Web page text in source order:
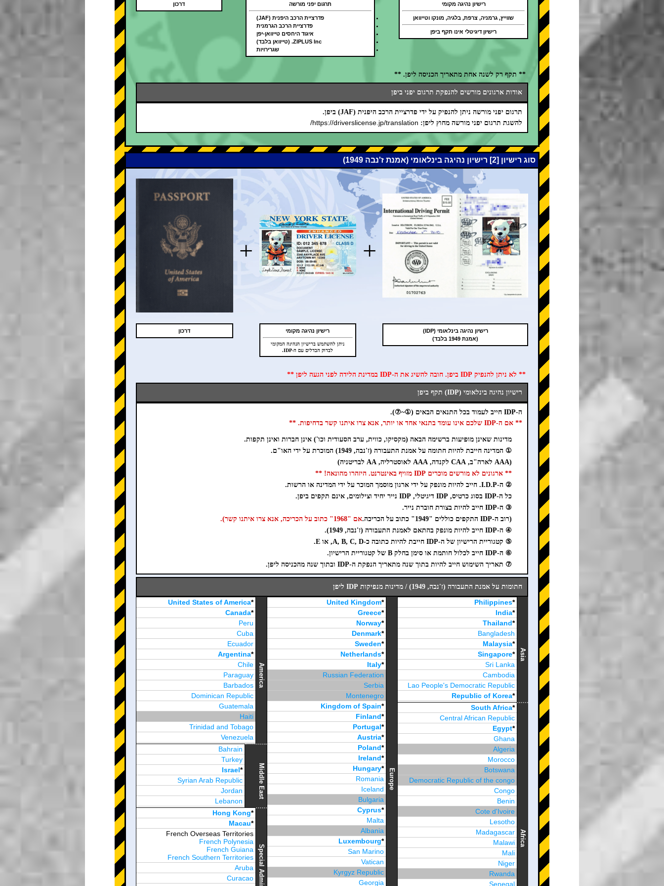
רישיון נהיגה מקומי
שווייץ, גרמניה, צרפת, בלגיה, מונקו וטייוואן
רישיון דיגיטלי אינו תקף ביפן
תרגום יפני מורשה
פדרציית הרכב היפנית (JAF)
פדרציית הרכב הגרמנית
איגוד היחסים טייוואן-יפן
ZIPLUS Inc. (טייוואן בלבד)
שגרירויות
דרכון
** תקף רק לשנה אחת מתאריך הכניסה ליפן. **
אודות ארגונים מורשים להנפקת תרגום יפני ביפן
תרגום יפני מורשה ניתן להנפיק על ידי פדרציית הרכב היפנית (JAF) ביפן.
להשגת תרגום יפני מורשה מחוץ ליפן: https://driverslicense.jp/translation/
סוג רישיון [2] רישיון נהיגה בינלאומי (אמנת ז'נבה 1949)
+
+
רישיון נהיגה בינלאומי (IDP)
(אמנת 1949 בלבד)
רישיון נהיגה מקומי
ניתן להשתמש ברישיון הנהיגה המקומי
לבדוק הבדלים עם ה-IDP.
דרכון
** לא ניתן להנפיק IDP ביפן. חובה להשיג את ה-IDP במדינת הלידה לפני הגעה ליפן **
רישיון נהיגה בינלאומי (IDP) תקף ביפן
ה-IDP חייב לעמוד בכל התנאים הבאים (①~⑦).
** אם ה-IDP שלכם אינו עומד בתנאי אחד או יותר, אנא צרו איתנו קשר בדחיפות. **
מדינות שאינן מופיעות ברשימה הבאה (מקסיקו, כווית, ערב הסעודית וכו') אינן חברות ואינן תקפות.
① המדינה חייבת להיות חתומה על אמנת התעבורה (ז'נבה, 1949) המוכרת על ידי האו"ם.
(AAA לארה"ב, CAA לקנדה, AAA לאוסטרליה, AA לבריטניה)
** ארגונים לא מורשים מוכרים IDP מזויף באינטרנט. היזהרו מהונאה! **
② ה-I.D.P. חייב להיות מונפק על ידי ארגון מוסמך המוכר על ידי המדינה או הרשות.
כל ה-IDP בסוג כרטיס, IDP דיגיטלי, IDP נייר יחיד וצילומים, אינם תקפים ביפן.
③ ה-IDP חייב להיות בצורת חוברת נייר.
(רוב ה-IDP התקפים כוללים "1949" כתוב על הכריכה.
אם "1968" כתוב על הכריכה, אנא צרו איתנו קשר).
④ ה-IDP חייב להיות מונפק בהתאם לאמנת התעבורה (ז'נבה, 1949).
⑤ קטגוריית הרישיון של ה-IDP חייבת להיות כתובה כ-A, B, C, D, או E.
⑥ ה-IDP חייב לכלול חותמת או סימן בחלק B של קטגוריית הרישיון.
⑦ תאריך השימוש חייב להיות בתוך שנה מתאריך הנפקת ה-IDP ובתוך שנה מהכניסה ליפן.
חתומות על אמנת התעבורה (ז'נבה, 1949) / מדינות מנפיקות IDP ליפן
Asia
*
Philippines
*
India
*
Thailand
Bangladesh
*
Malaysia
*
Singapore
Sri Lanka
Cambodia
Lao People's Democratic Republic
*
Republic of Korea
Brunei Darussalam
Africa
*
South Africa
Central African Republic
*
Egypt
Ghana
Algeria
Morocco
Botswana
Democratic Republic of the congo
Congo
Benin
Cote d'Ivoire
Lesotho
Madagascar
Malawi
Mali
Niger
Rwanda
Senegal
Europe
*
United Kingdom
*
Greece
*
Norway
*
Denmark
*
Sweden
*
Netherlands
*
Italy
Russian Federation
Serbia
Montenegro
*
Kingdom of Spain
*
Finland
*
Portugal
*
Austria
*
Poland
*
Ireland
*
Hungary
Romania
Iceland
Bulgaria
*
Cyprus
Malta
Albania
*
Luxembourg
San Marino
Vatican
Kyrgyz Republic
Georgia
America
*
United States of America
*
Canada
Peru
Cuba
Ecuador
*
Argentina
Chile
Paraguay
Barbados
Dominican Republic
Guatemala
Haiti
Trinidad and Tobago
Venezuela
Jamaica
Middle East
Bahrain
Turkey
*
Israel
Syrian Arab Republic
Jordan
Lebanon
*
United Arab Emirates *
Hong Kong
*
Macau
French Overseas Territories
French Polynesia
French Guiana
French Southern Territories
Aruba
Curacao